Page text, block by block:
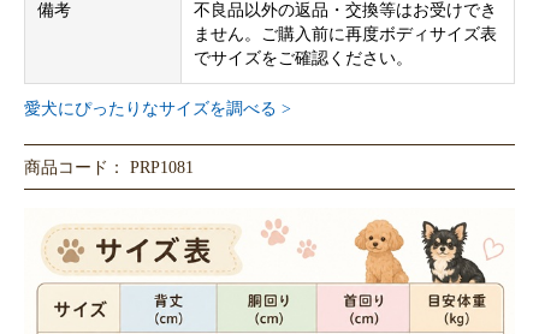
備考
不良品以外の返品・交換等はお受けでき
ません。ご購入前に再度ボディサイズ表
でサイズをご確認ください。
愛犬にぴったりなサイズを調べる >
商品コード： PRP1081